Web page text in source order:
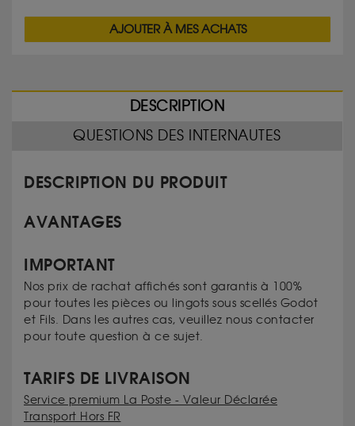
AJOUTER À MES ACHATS
DESCRIPTION
QUESTIONS DES INTERNAUTES
DESCRIPTION DU PRODUIT
AVANTAGES
IMPORTANT
Nos prix de rachat affichés sont garantis à 100%
pour toutes les pièces ou lingots sous scellés Godot
et Fils. Dans les autres cas, veuillez nous contacter
pour toute question à ce sujet.
TARIFS DE LIVRAISON
Service premium La Poste - Valeur Déclarée
Transport Hors FR